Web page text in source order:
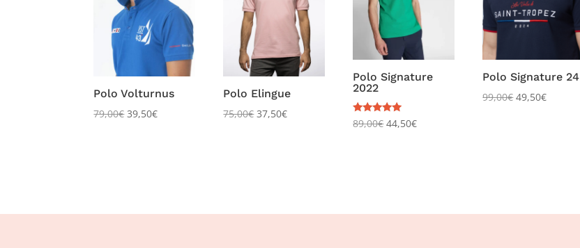
Polo Volturnus
79,00€ 39,50€
Polo Elingue
75,00€ 37,50€
Polo Signature
2022
Note
5.00
89,00€ 44,50€
Polo Signature 24
99,00€ 49,50€